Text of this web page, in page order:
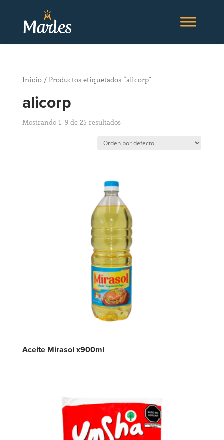
Inicio/ Productos etiquetados “alicorp”
alicorp
Mostrando 1–9 de 25 resultados
Aceite Mirasol x900ml